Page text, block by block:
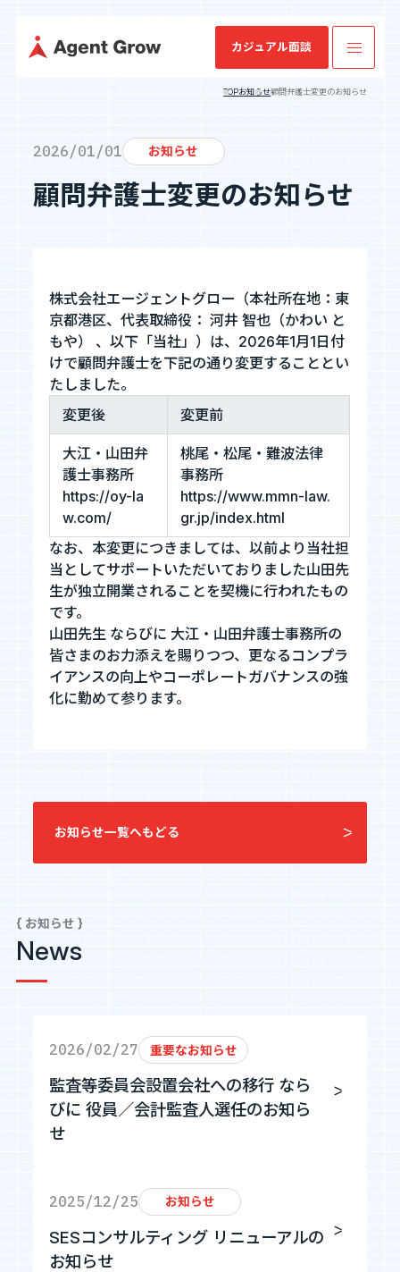
ミッション・
会社概要
健康経営宣言
SES特化型
SESコン
IRニュース IRライブラリ
業績・財務情
カジュアル面談
TOP
企業情報
採用情報
IR情報
お知らせ
お問い合わせ
暴力団等反社会的勢力排除宣言
プライバシーポリシー
情報セキュリティ基本方針
エントリーへ
Official YouTube
エージェントグローCh
自主的20%るぅる
Tech Blog
TOPお知らせ顧問弁護士変更のお知らせ
2026/01/01 お知らせ
顧問弁護士変更のお知らせ
株式会社エージェントグロー（本社所在地：東
京都港区、代表取締役： 河井 智也（かわい と
もや） 、以下「当社」）は、2026年1月1日付
けで顧問弁護士を下記の通り変更することとい
たしました。
変更後
変更前
大江・山田弁
護士事務所
https://oy-la
w.com/
桃尾・松尾・難波法律
事務所
https://www.mmn-law.
gr.jp/index.html
なお、本変更につきましては、以前より当社担
当としてサポートいただいておりました山田先
生が独立開業されることを契機に行われたもの
です。
山田先生 ならびに 大江・山田弁護士事務所の
皆さまのお力添えを賜りつつ、更なるコンプラ
イアンスの向上やコーポレートガバナンスの強
化に勤めて参ります。
お知らせ一覧へもどる
{ お知らせ }
News
2026/02/27 重要なお知らせ
監査等委員会設置会社への移行 なら
びに 役員／会計監査人選任のお知ら
せ
2025/12/25 お知らせ
SESコンサルティング リニューアルの
お知らせ